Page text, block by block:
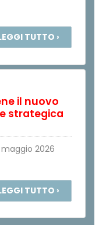
TUTTO ›
il nuovo
strategica
2026
TUTTO ›